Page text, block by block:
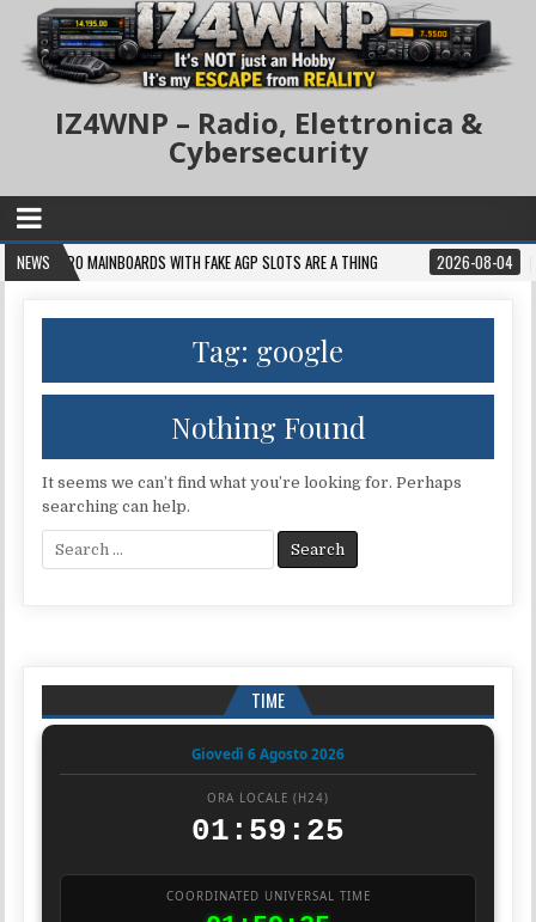
IZ4WNP – Radio, Elettronica &
Cybersecurity
NEWSMAINBOARDS WITH FAKE AGP SLOTS ARE A THING 2026-08-04 ARRL
Tag: google
Nothing Found
It seems we can’t find what you’re looking for. Perhaps
searching can help.
Search for:
TIME
Giovedì 6 Agosto 2026
ORA LOCALE (H24)
01:59:26
COORDINATED UNIVERSAL TIME